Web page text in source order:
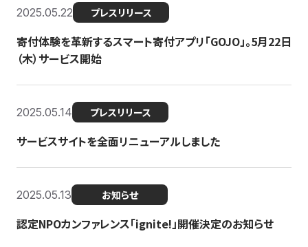
2025.05.22 プレスリリース
寄付体験を革新するスマート寄付アプリ「GOJO」。5月22日
（木）サービス開始
2025.05.14 プレスリリース
サービスサイトを全面リニューアルしました
2025.05.13 お知らせ
認定NPOカンファレンス「ignite!」開催決定のお知らせ